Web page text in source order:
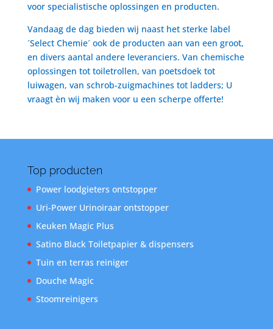
voor specialistische oplossingen en producten.
Vandaag de dag bieden wij naast het sterke label
´Select Chemie´ ook de producten aan van een groot,
en divers aantal andere leveranciers. Van chemische
oplossingen tot toiletrollen, van poetsdoek tot
luiwagen, van schrob-zuigmachines tot ladders; U
vraagt èn wij maken voor u een scherpe offerte!
Top producten
Power loodgieters ontstopper
Uri-Power Urinoiraar ontstopper
Keuken Magic Plus
Satino Black Toiletpapier & dispensers
Tuin en terras reiniger
Douche Magic
Stoomreinigers